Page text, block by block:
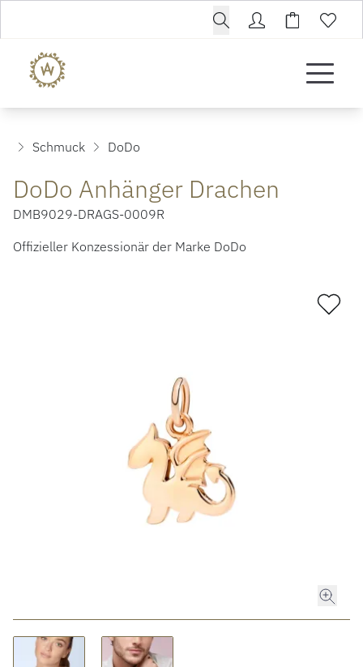
ROLEX CERTIFIED PRE-OWNED
HOCHZEIT
Schmuck DoDo
DoDo Anhänger Drachen
DMB9029-DRAGS-0009R
Offizieller Konzessionär der Marke DoDo